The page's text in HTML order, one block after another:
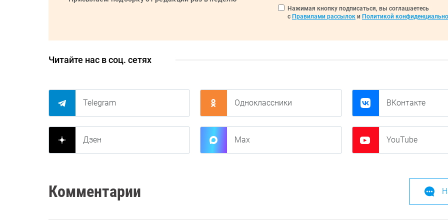
Нажимая кнопку подписаться, вы соглашаетесь
с Правилами рассылок и Политикой
Читайте нас в соц. сетях
Telegram Одноклассники ВКонтакте
Дзен Max YouTube
Комментарии